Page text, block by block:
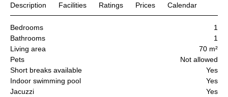
Description Facilities Ratings Prices Calendar
Bedrooms
1
Bathrooms
1
Living area
70 m²
Pets
Not allowed
Short breaks available
Yes
Indoor swimming pool
Yes
Jacuzzi
Yes